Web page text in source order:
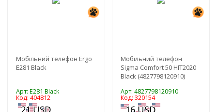
Мобільний телефон Ergo
E281 Black
Арт: E281 Black
Код: 404812
Мобільний телефон
Sigma Comfort 50 HIT2020
Black (4827798120910)
Арт: 4827798120910
Код: 320154